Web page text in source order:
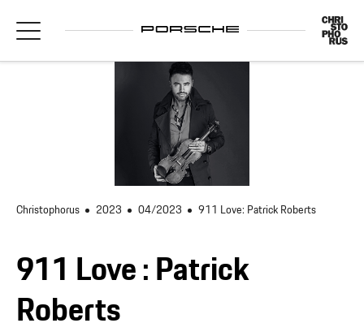
Christophorus 2023 04/2023 911 Love: Patrick Roberts
911 Love : Patrick
Roberts